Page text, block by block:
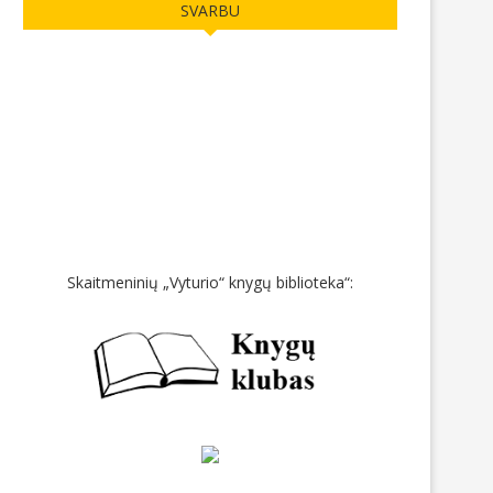
SVARBU
Skaitmeninių „Vyturio“ knygų biblioteka“: